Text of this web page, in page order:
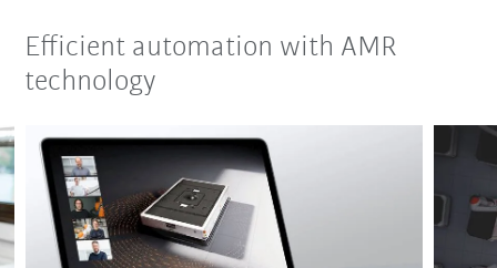
Efficient automation with AMR
technology